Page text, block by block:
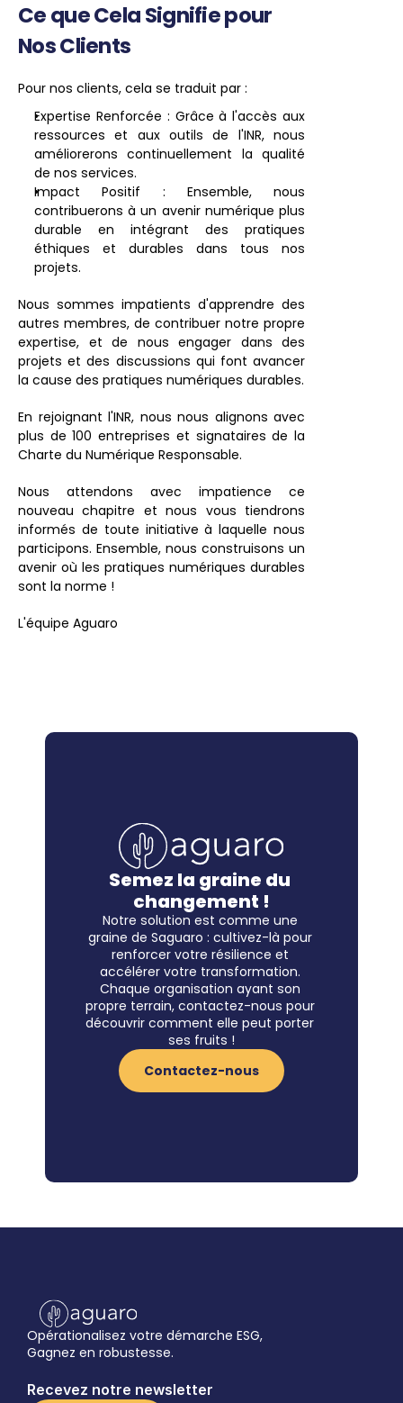
Ce que Cela Signifie pour
Nos Clients
Pour nos clients, cela se traduit par :
Expertise Renforcée : Grâce à l'accès aux
ressources et aux outils de l'INR, nous
améliorerons continuellement la qualité
de nos services.
Impact Positif : Ensemble, nous
contribuerons à un avenir numérique plus
durable en intégrant des pratiques
éthiques et durables dans tous nos
projets.
Nous sommes impatients d'apprendre des
autres membres, de contribuer notre propre
expertise, et de nous engager dans des
projets et des discussions qui font avancer
la cause des pratiques numériques durables.
En rejoignant l'INR, nous nous alignons avec
plus de 100 entreprises et signataires de la
Charte du Numérique Responsable.
Nous attendons avec impatience ce
nouveau chapitre et nous vous tiendrons
informés de toute initiative à laquelle nous
participons. Ensemble, nous construisons un
avenir où les pratiques numériques durables
sont la norme !
L'équipe Aguaro
Semez la graine du
changement !
Notre solution est comme une
graine de Saguaro : cultivez-là pour
renforcer votre résilience et
accélérer votre transformation.
Chaque organisation ayant son
propre terrain, contactez-nous pour
découvrir comment elle peut porter
ses fruits !
Contactez-nous
Opérationalisez votre démarche ESG,
Gagnez en robustesse.
Recevez notre newsletter